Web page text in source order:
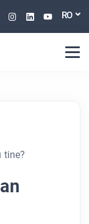
Instagram
Linkedin
RO
tine?